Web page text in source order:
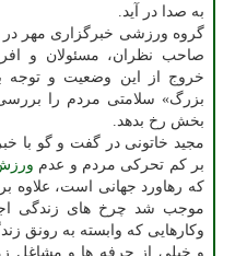
به صدا در آید.
گروه ورزشی خبرگزاری مهر در
صاحب نظران، مسئولان و
خروج از این وضعیت و توجه
بزرگ» سلامتی مردم را بررسی
بخش رخ بدهد.
مجید خاتونی در گفت و گو با
بر کم تحرکی مردم و عدم
که رهاورد جهانی است، علاوه
موجب شد چرخ های زندگی
وکارهایی که وابسته به رونق
و خیلی از حرفه ها و مشاغل